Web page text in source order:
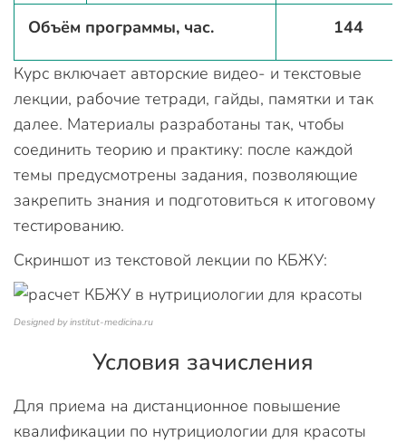
Объём программы, час. 144
Курс включает авторские видео- и текстовые
лекции, рабочие тетради, гайды, памятки и так
далее. Материалы разработаны так, чтобы
соединить теорию и практику: после каждой
темы предусмотрены задания, позволяющие
закрепить знания и подготовиться к итоговому
тестированию.
Скриншот из текстовой лекции по КБЖУ:
Designed by institut-medicina.ru
Условия зачисления
Для приема на дистанционное повышение
квалификации по нутрициологии для красоты